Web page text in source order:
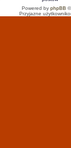
Powered by phpBB
Przyjazne